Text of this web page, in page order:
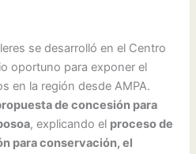
se desarrolló en el Centro
oportuno para exponer el
en la región desde AMPA.
de concesión para
, explicando el proceso de
para conservación, el